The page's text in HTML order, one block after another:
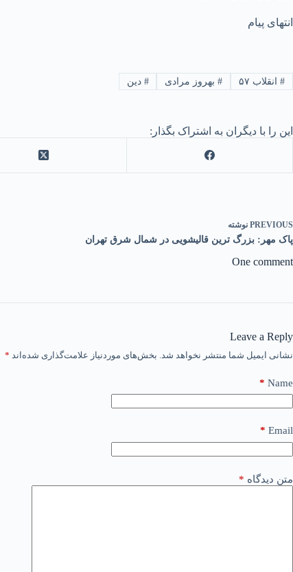
انتهای پیام
#انقلاب ۵۷ #بهروز مرادی # دین
این را با دیگران به اشتراک بگذار:
PREVIOUS نوشته
پاک مهر: بزرگ ترین قالیشویی در شمال شرق تهران
One comment
Leave a Reply
نشانی ایمیل شما منتشر نخواهد شد. بخش‌های موردنیاز علامت‌گذاری شده‌اند *
Name
*
Email
*
متن دیدگاه *